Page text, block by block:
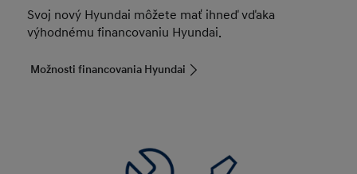
Svoj nový Hyundai môžete mať ihneď vďaka
výhodnému financovaniu Hyundai.
Možnosti financovania Hyundai